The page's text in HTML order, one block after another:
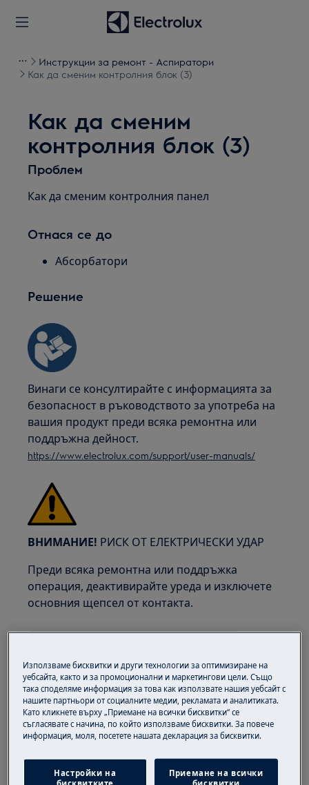
Инструкции за ремонт - Аспиратори
Как да сменим контролния блок (3)
Как да сменим
контролния блок (3)
Проблем
Как да сменим контролния панел
Отнася се до
Абсорбатори
Решение
Винаги се консултирайте с информацията за
безопасност в ръководството за употреба на
вашия продукт преди всяка ремонтна или
поддръжна дейност.
https://www.electrolux.com/support/user-manuals/
ВНИМАНИЕ! РИСК ОТ ЕЛЕКТРИЧЕСКИ УДАР
Преди всяка ремонтна или поддръжка
операция, деактивирайте уреда и изключете
основния щепсел от контакта.
ВНИМАНИЕ!РИСК ОТ НАРАНЯВАНЕ
Използваме бисквитки и други технологии за оптимизиране на
уебсайта, както и за промоционални и маркетингови цели. Също
така споделяме информация за това как използвате нашия уебсайт с
нашите партньори от социалните медии, рекламата и аналитиката.
Като кликнете върху „Приемане на всички бисквитки“ се
съгласявате с начина, по който използваме бисквитки. За повече
информация, моля, посетете нашата декларация за бисквитки.
Настройки на
Приемане на всички